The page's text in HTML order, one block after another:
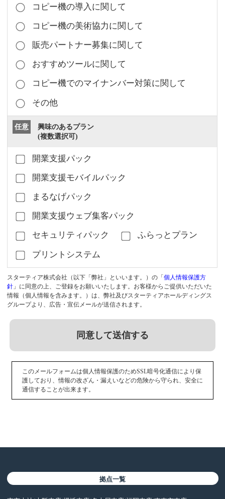
コピー機の導入に関して
コピー機の美術協力に関して
販売パートナー募集に関して
おすすめツールに関して
コピー機でのマイナンバー対策に関して
その他
任意
興味のあるプラン
(複数選択可)
開業支援パック
開業支援モバイルパック
まるなげパック
開業支援ウェブ集客パック
セキュリティパック ふらっとプラン
プリントシステム
スターティア株式会社（以下「弊社」といいます。）の「個人情報保護方
針 」に同意の上、ご登録をお願いいたします。お客様からご提供いただいた
情報（個人情報を含みます。）は、弊社及びスターティアホールディングス
グループより、広告・宣伝メールが送信されます。
同意して送信する
このメールフォームは個人情報保護のためSSL暗号化通信により保
護しており、情報の改ざん・漏えいなどの危険から守られ、安全に
通信することが出来ます。
拠点一覧